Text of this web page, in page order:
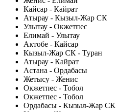
Кайсар - Кайрат
Атырау - Кызыл-Жар СК
Улытау - Окжетпес
Елимай - Улытау
Актобе - Кайсар
Кызыл-Жар СК - Туран
Атырау - Кайрат
Астана - Ордабасы
Жетысу - Женис
Окжетпес - Тобол
Окжетпес - Тобол
Ордабасы - Кызыл-Жар СК